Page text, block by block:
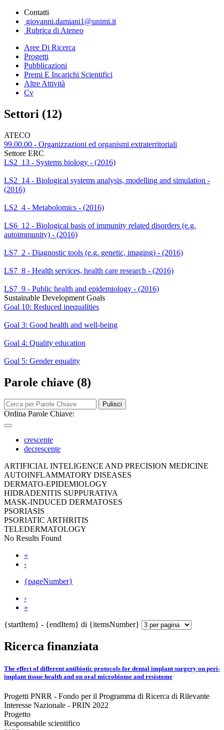
Contatti
giovanni.damiani1@unimi.it
Rubrica di Ateneo
Aree Di Ricerca
Progetti
Pubblicazioni
Premi E Incarichi Scientifici
Altre Attività
Cv
Settori (12)
ATECO
99.00.00 - Organizzazioni ed organismi extraterritoriali
Settore ERC
LS2_13 - Systems biology - (2016)
LS2_14 - Biological systems analysis, modelling and simulation -
(2016)
LS2_4 - Metabolomics - (2016)
LS6_12 - Biological basis of immunity related disorders (e.g.
autoimmunity) - (2016)
LS7_2 - Diagnostic tools (e.g. genetic, imaging) - (2016)
LS7_8 - Health services, health care research - (2016)
LS7_9 - Public health and epidemiology - (2016)
Sustainable Development Goals
Goal 10: Reduced inequalities
Goal 3: Good health and well-being
Goal 4: Quality education
Goal 5: Gender equality
Parole chiave (8)
Pulisci
Ordina Parole Chiave:
crescente
decrescente
ARTIFICIAL INTELIGENCE AND PRECISION MEDICINE
AUTOINFLAMMATORY DISEASES
DERMATO-EPIDEMIOLOGY
HIDRADENITIS SUPPURATIVA
MASK-INDUCED DERMATOSES
PSORIASIS
PSORIATIC ARTHRITIS
TELEDERMATOLOGY
No Results Found
«
‹
{pageNumber}
›
»
{startItem} - {endItem} di {itemsNumber}
Ricerca finanziata
The effect of different antibiotic protocols for dental implant surgery on peri-
implant tissue health and on oral microbiome and resistome
Progetti PNRR - Fondo per il Programma di Ricerca di Rilevante
Interesse Nazionale - PRIN 2022
Progetto
Responsabile scientifico